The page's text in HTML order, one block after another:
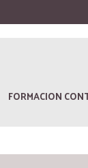
FORMACION